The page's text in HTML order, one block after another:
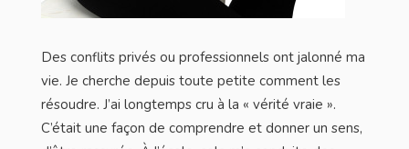
Des conflits privés ou professionnels ont jalonné ma
vie. Je cherche depuis toute petite comment les
résoudre. J’ai longtemps cru à la « vérité vraie ».
C’était une façon de comprendre et donner un sens,